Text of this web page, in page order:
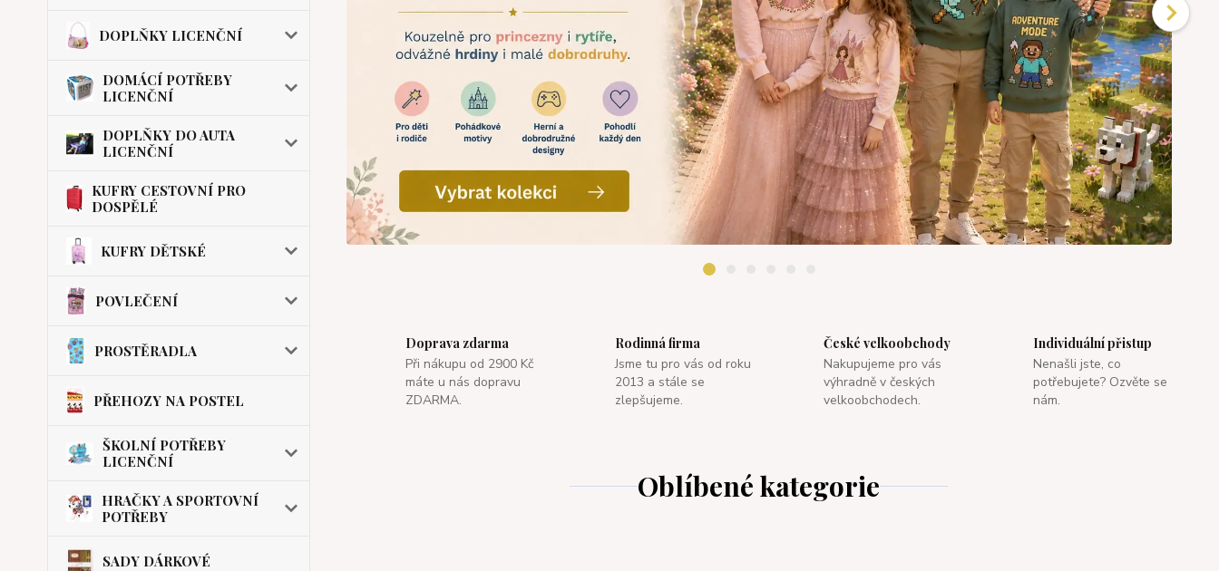
DOPLŇKY LICENČNÍ
DOMÁCÍ POTŘEBY
LICENČNÍ
DOPLŇKY DO AUTA
LICENČNÍ
KUFRY CESTOVNÍ PRO
DOSPĚLÉ
KUFRY DĚTSKÉ
POVLEČENÍ
PROSTĚRADLA
PŘEHOZY NA POSTEL
ŠKOLNÍ POTŘEBY
LICENČNÍ
HRAČKY A SPORTOVNÍ
POTŘEBY
SADY DÁRKOVÉ
Doprava zdarma
Při nákupu od 2900 Kč
máte u nás dopravu
ZDARMA.
Rodinná firma
Jsme tu pro vás od roku
2013 a stále se
zlepšujeme.
České velkoobchody
Nakupujeme pro vás
výhradně v českých
velkoobchodech.
Individuální přistup
Nenašli jste, co
potřebujete? Ozvěte se
nám.
Oblíbené kategorie